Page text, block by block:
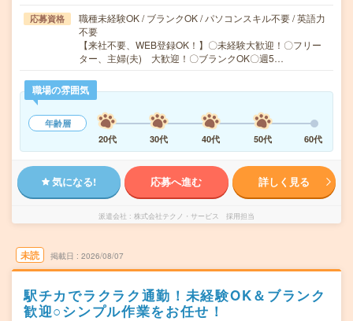
応募資格
職種未経験OK / ブランクOK / パソコンスキル不要 / 英語力
不要
【来社不要、WEB登録OK！】〇未経験大歓迎！〇フリー
ター、主婦(夫) 大歓迎！〇ブランクOK〇週5…
職場の雰囲気
年齢層
20代
30代 40代 50代 60代
気になる! 応募へ進む 詳しく見る
派遣会社 株式会社テクノ・サービス 採用担当
未読 掲載日 2026/08/07
駅チカでラクラク通勤！未経験OK＆ブランク
歓迎○シンプル作業をお任せ！